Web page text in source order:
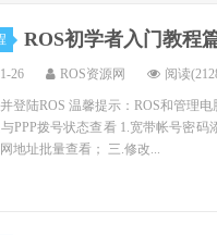
ROS初学者入门教程
26 ROS资源网 阅读
登陆ROS 温馨提示：ROS和管理
PPP拨号状态查看 1.宽带帐号密
地址批量查看； 三.修改...